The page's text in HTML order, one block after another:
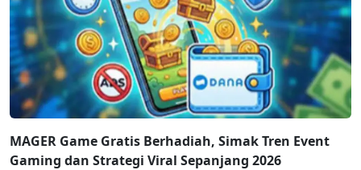
MAGER Game Gratis Berhadiah, Simak Tren Event
Gaming dan Strategi Viral Sepanjang 2026